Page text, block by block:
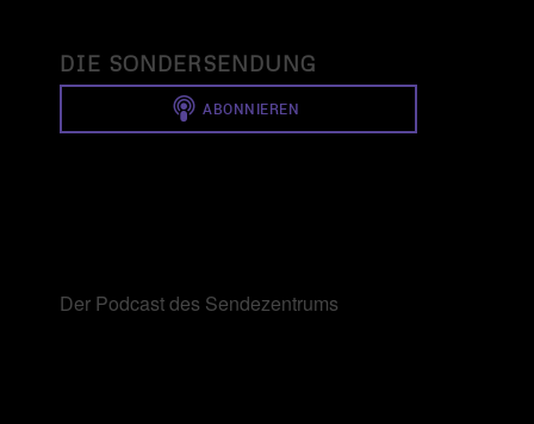
DIE SONDERSENDUNG
Der Podcast des Sendezentrums